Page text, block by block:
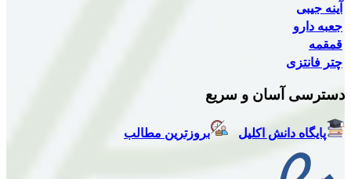
آینه جیبی
جعبه دارو
قمقمه
چتر فانتزی
دسترسی آسان و سریع
پایگاه دانش اکلیل بروزترین مطالب